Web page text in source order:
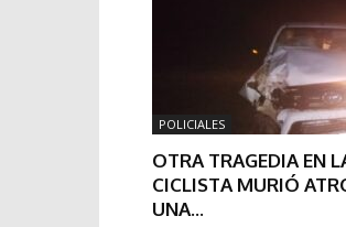
POLICIALES
OTRA TRAGEDIA EN
CICLISTA MURIÓ
UNA...